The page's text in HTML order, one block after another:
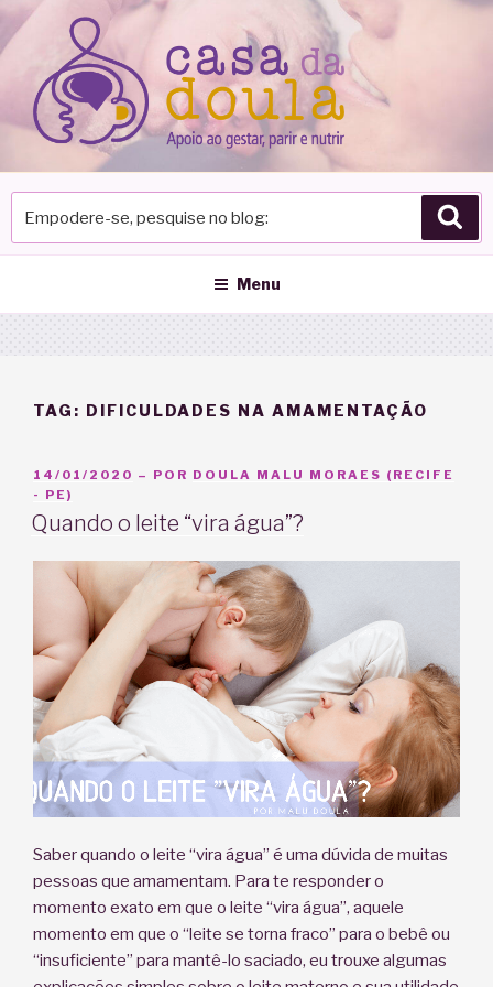
Pular
para
conteúdo
pesquise
blog
Menu
TAG: DIFICULDADES NA AMAMENTAÇÃO
PUBLICADO
EM
14/01/2020 – POR DOULA MALU MORAES (RECIFE
- PE)
Quando o leite “vira água”?
Saber quando o leite “vira água” é uma dúvida de muitas
pessoas que amamentam. Para te responder o
momento exato em que o leite “vira água”, aquele
momento em que o “leite se torna fraco” para o bebê ou
“insuficiente” para mantê-lo saciado, eu trouxe algumas